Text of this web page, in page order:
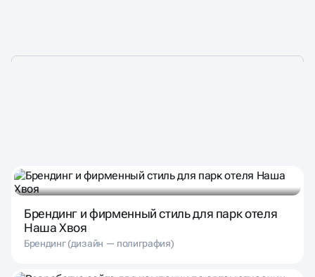
Брендинг и фирменный стиль для парк отеля
Наша Хвоя
Брендинг (дизайн — полиграфия)